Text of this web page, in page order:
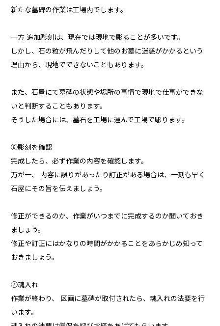
新たな墓碑の作業は工場内でします。
一方 追加彫刻は、現在では現地で彫ることが多いです。
しかし、石の粒が飛んだりして他のお墓に迷惑がかかるという
理由から、現地でできないこともあります。
また、石屋にて墓碑の状態や場所の事情で現地で仕事ができな
いと判断することもあります。
そうした場合には、墓石を工場に運んで工場で彫ります。
⑥彫刻を確認
完成したら、必ず作業の内容を確認します。
万が一、 内容に誤りがあったり訂正がある場合は、一刻も早く
石屋にその旨を伝えましょう。
修正ができるのか、作業がいつまでに完成するのか聞いておき
ましょう。
修正や訂正にはかなりの時間がかかることをあらかじめ知って
おきましょう。
⑦魂入れ
作業が終わり、 区画に墓碑が取付されたら、魂入れの法要を行
います。